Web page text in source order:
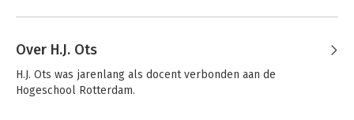
Over H.J. Ots
H.J. Ots was jarenlang als docent verbonden aan de
Hogeschool Rotterdam.